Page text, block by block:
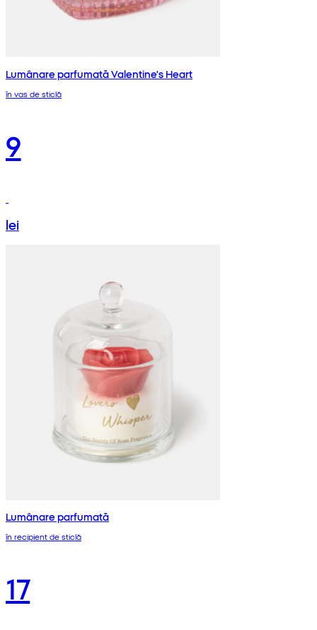
Lumânare parfumată Valentine's Heart
în vas de sticlă
9
lei
Lumânare parfumată
în recipient de sticlă
17